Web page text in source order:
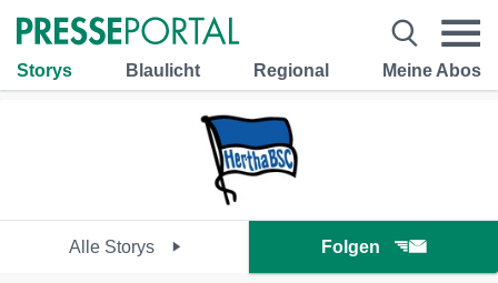
Storys Blaulicht Regional Meine Abos
Alle Storys Folgen